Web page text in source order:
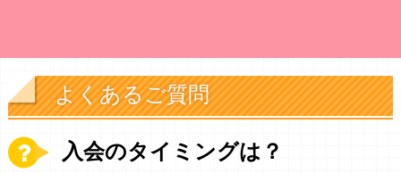
よくあるご質問
入会のタイミングは？